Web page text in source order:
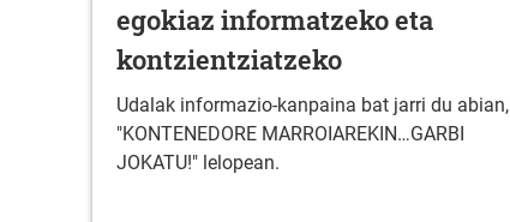
egokiaz informatzeko eta
kontzientziatzeko
Udalak informazio-kanpaina bat jarri du abian,
"KONTENEDORE MARROIAREKIN…GARBI
JOKATU!" lelopean.